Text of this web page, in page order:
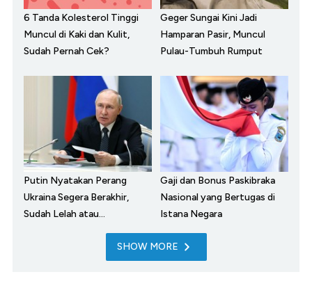
6 Tanda Kolesterol Tinggi
Muncul di Kaki dan Kulit,
Sudah Pernah Cek?
Geger Sungai Kini Jadi
Hamparan Pasir, Muncul
Pulau-Tumbuh Rumput
Putin Nyatakan Perang
Ukraina Segera Berakhir,
Sudah Lelah atau...
Gaji dan Bonus Paskibraka
Nasional yang Bertugas di
Istana Negara
SHOW MORE